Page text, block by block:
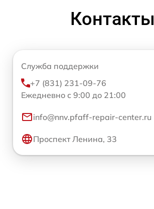
Контакты
Служба поддержки
+7 (831) 231-09-76
Ежедневно с 9:00 до 21:00
info@nnv.pfaff-repair-center.ru
Проспект Ленина, 33